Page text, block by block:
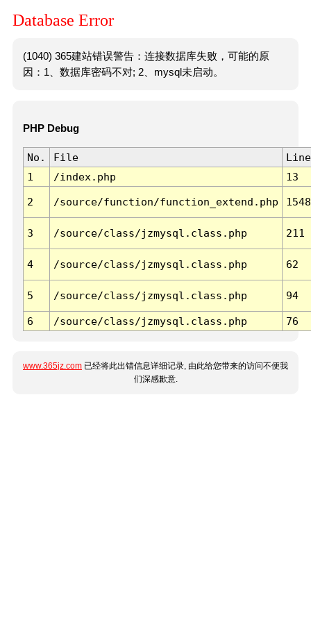
Database Error
(1040) 365建站错误警告：连接数据库失败，可能的原
因：1、数据库密码不对; 2、mysql未启动。
PHP Debug
No. File
Line
1
/index.php 13
2 /source/function/function_extend.php 1548
3 /source/class/jzmysql.class.php 211
4 /source/class/jzmysql.class.php 62
5 /source/class/jzmysql.class.php 94
6 /source/class/jzmysql.class.php 76
www.365jz.com 已经将此出错信息详细记录, 由此给您带来的访问不便我
们深感歉意.